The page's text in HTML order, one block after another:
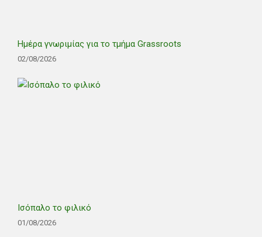
Ημέρα γνωριμίας για το τμήμα Grassroots
02/08/2026
Ισόπαλο το φιλικό
01/08/2026